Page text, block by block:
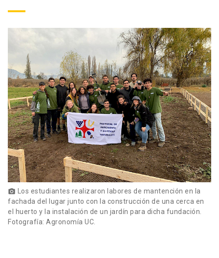
Padres y familia
Vecinos
Medios Biblioteca launch
photo_camera Los estudiantes realizaron labores de mantención en la
fachada del lugar junto con la construcción de una cerca en
el huerto y la instalación de un jardín para dicha fundación.
Fotografía: Agronomía UC.